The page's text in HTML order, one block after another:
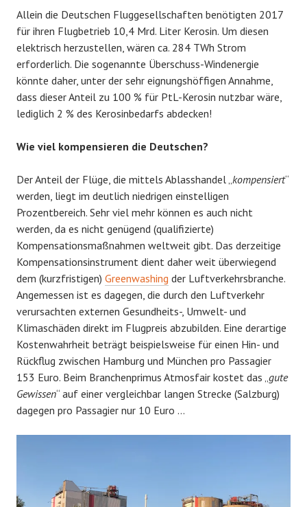
Allein die Deutschen Fluggesellschaften benötigten 2017
für ihren Flugbetrieb 10,4 Mrd. Liter Kerosin. Um diesen
elektrisch herzustellen, wären ca. 284 TWh Strom
erforderlich. Die sogenannte Überschuss-Windenergie
könnte daher, unter der sehr eignungshöffigen Annahme,
dass dieser Anteil zu 100 % für PtL-Kerosin nutzbar wäre,
lediglich 2 % des Kerosinbedarfs abdecken!
Wie viel kompensieren die Deutschen?
Der Anteil der Flüge, die mittels Ablasshandel „ kompensiert“
werden, liegt im deutlich niedrigen einstelligen
Prozentbereich. Sehr viel mehr können es auch nicht
werden, da es nicht genügend (qualifizierte)
Kompensationsmaßnahmen weltweit gibt. Das derzeitige
Kompensationsinstrument dient daher weit überwiegend
dem (kurzfristigen) Greenwashing der Luftverkehrsbranche.
Angemessen ist es dagegen, die durch den Luftverkehr
verursachten externen Gesundheits-, Umwelt- und
Klimaschäden direkt im Flugpreis abzubilden. Eine derartige
Kostenwahrheit beträgt beispielsweise für einen Hin- und
Rückflug zwischen Hamburg und München pro Passagier
153 Euro. Beim Branchenprimus Atmosfair kostet das „ gute
Gewissen“ auf einer vergleichbar langen Strecke (Salzburg)
dagegen pro Passagier nur 10 Euro …